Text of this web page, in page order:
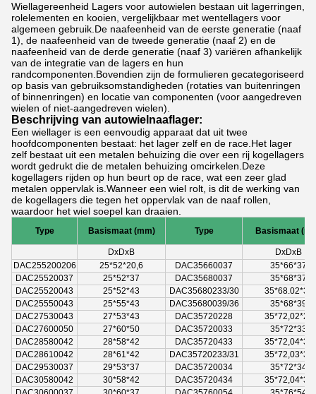
Wiellagereenheid Lagers voor autowielen bestaan ​​uit lagerringen,
rolelementen en kooien, vergelijkbaar met wentellagers voor
algemeen gebruik.De naafeenheid van de eerste generatie (naaf
1), de naafeenheid van de tweede generatie (naaf 2) en de
naafeenheid van de derde generatie (naaf 3) variëren afhankelijk
van de integratie van de lagers en hun
randcomponenten.Bovendien zijn de formulieren gecategoriseerd
op basis van gebruiksomstandigheden (rotaties van buitenringen
of binnenringen) en locatie van componenten (voor aangedreven
wielen of niet-aangedreven wielen).
Beschrijving van autowielnaaflager:
Een wiellager is een eenvoudig apparaat dat uit twee
hoofdcomponenten bestaat: het lager zelf en de race.Het lager
zelf bestaat uit een metalen behuizing die over een rij kogellagers
wordt gedrukt die de metalen behuizing omcirkelen.Deze
kogellagers rijden op hun beurt op de race, wat een zeer glad
metalen oppervlak is.Wanneer een wiel rolt, is dit de werking van
de kogellagers die tegen het oppervlak van de naaf rollen,
waardoor het wiel soepel kan draaien.
Type Basismaat (mm) Type Basismaat
DxDxB DxDxB
DAC255200206
25*52*20,6 DAC35660037
35*66*37
DAC25520037
25*52*37 DAC35680037
35*68*37
DAC25520043
25*52*43 DAC35680233/30
35*68.02*33
DAC25550043
25*55*43 DAC35680039/36
35*68*39
DAC27530043
27*53*43 DAC35720228
35*72,02*28
DAC27600050
27*60*50 DAC35720033
35*72*33
DAC28580042
28*58*42 DAC35720433
35*72,04*33
DAC28610042
28*61*42 DAC35720233/31
35*72,03*33
DAC29530037
29*53*37 DAC35720034
35*72*34
DAC30580042
30*58*42 DAC35720434
35*72,04*34